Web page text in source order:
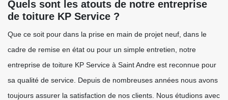
Quels sont les atouts de notre entreprise
de toiture KP Service ?
Que ce soit pour dans la prise en main de projet neuf, dans le
cadre de remise en état ou pour un simple entretien, notre
entreprise de toiture KP Service à Saint Andre est reconnue pour
sa qualité de service. Depuis de nombreuses années nous avons
toujours assurer la satisfaction de nos clients. Nous étudions avec